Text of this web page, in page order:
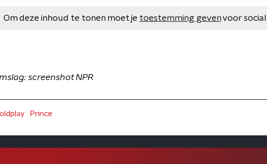
Om deze inhoud te tonen moet je toestemming gevenvoor
screenshot NPR
Prince